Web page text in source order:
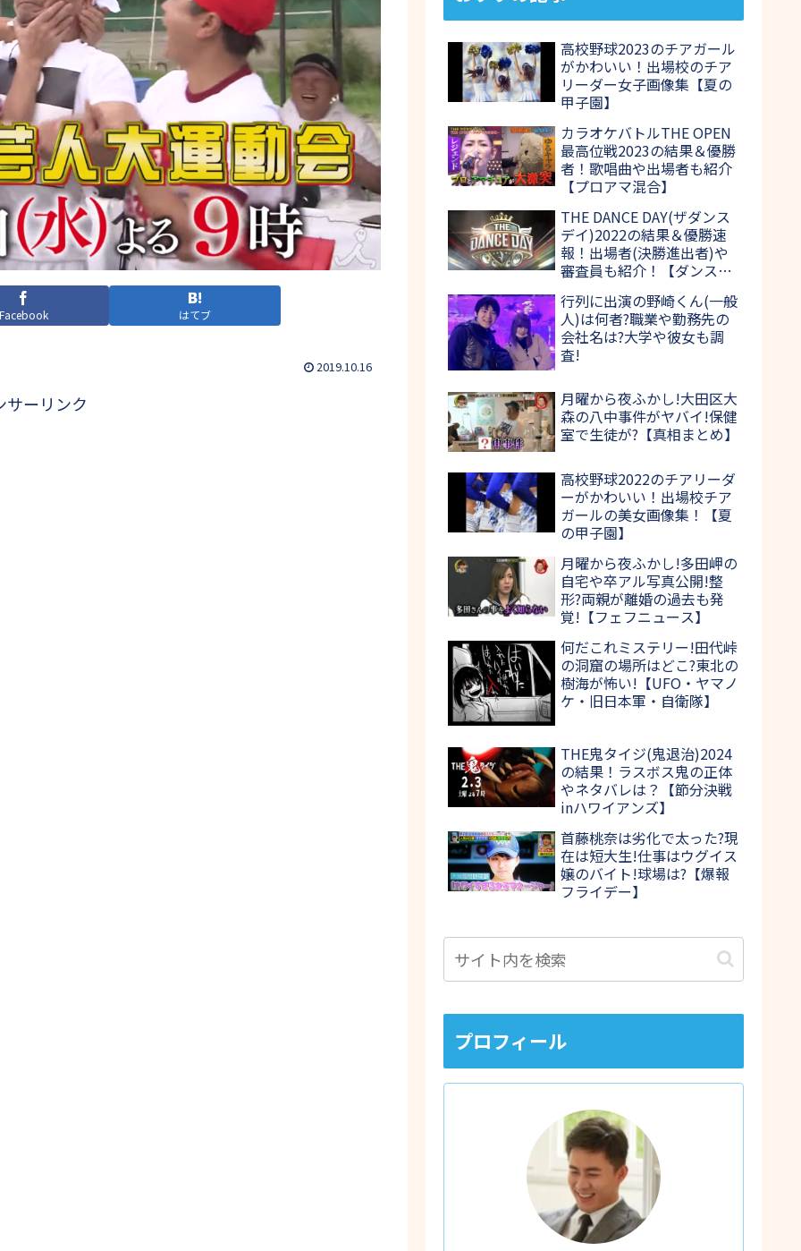
はてブ
2019.10.16
サーリンク
高校野球2023のチアガール
がかわいい！出場校のチア
リーダー女子画像集【夏の
甲子園】
カラオケバトルTHE OPEN
最高位戦2023の結果＆優勝
者！歌唱曲や出場者も紹介
【プロアマ混合】
THE DANCE DAY(ザダンス
デイ)2022の結果＆優勝速
報！出場者(決勝進出者)や
審査員も紹介！【ダンス日
行列に出演の野崎くん(一般
人)は何者?職業や勤務先の
会社名は?大学や彼女も調
査!
月曜から夜ふかし!大田区大
森の八中事件がヤバイ!保健
室で生徒が?【真相まとめ】
高校野球2022のチアリーダ
ーがかわいい！出場校チア
ガールの美女画像集！【夏
の甲子園】
月曜から夜ふかし!多田岬の
自宅や卒アル写真公開!整
形?両親が離婚の過去も発
覚!【フェフニュース】
何だこれミステリー!田代峠
の洞窟の場所はどこ?東北の
樹海が怖い!【UFO・ヤマノ
ケ・旧日本軍・自衛隊】
THE鬼タイジ(鬼退治)2024
の結果！ラスボス鬼の正体
やネタバレは？【節分決戦
inハワイアンズ】
首藤桃奈は劣化で太った?現
在は短大生!仕事はウグイス
嬢のバイト!球場は?【爆報
フライデー】
プロフィール